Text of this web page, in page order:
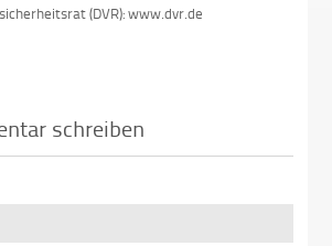
(DVR): www.dvr.de
schreiben